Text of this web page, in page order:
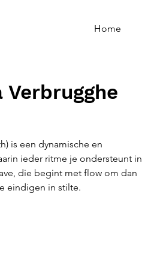
Home
is een dynamische en
ieder ritme je ondersteunt in
die begint met flow om dan
eindigen in stilte.